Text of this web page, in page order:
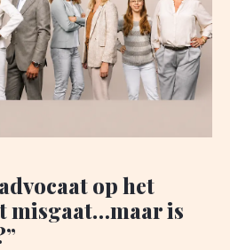
op het
misgaat…maar is